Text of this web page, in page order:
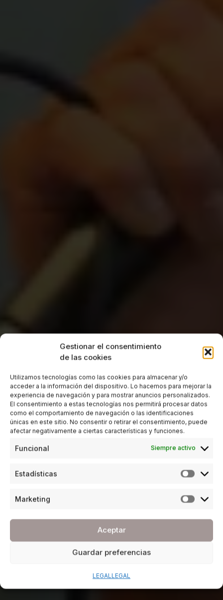
Gestionar el consentimiento
de las cookies
Utilizamos tecnologías como las cookies para almacenar y/o
acceder a la información del dispositivo. Lo hacemos para mejorar la
experiencia de navegación y para mostrar anuncios personalizados.
El consentimiento a estas tecnologías nos permitirá procesar datos
como el comportamiento de navegación o las identificaciones
únicas en este sitio. No consentir o retirar el consentimiento, puede
afectar negativamente a ciertas características y funciones.
Funcional Siempre activo
Estadísticas
Marketing
Aceptar
Guardar preferencias
LEGALLEGAL